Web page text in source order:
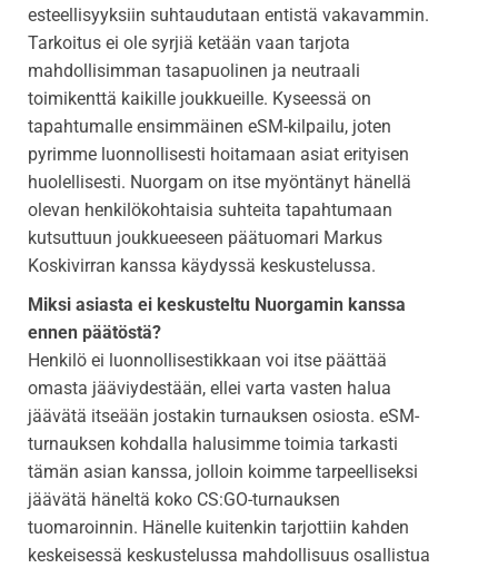
esteellisyyksiin suhtaudutaan entistä vakavammin.
Tarkoitus ei ole syrjiä ketään vaan tarjota
mahdollisimman tasapuolinen ja neutraali
toimikenttä kaikille joukkueille. Kyseessä on
tapahtumalle ensimmäinen eSM-kilpailu, joten
pyrimme luonnollisesti hoitamaan asiat erityisen
huolellisesti. Nuorgam on itse myöntänyt hänellä
olevan henkilökohtaisia suhteita tapahtumaan
kutsuttuun joukkueeseen päätuomari Markus
Koskivirran kanssa käydyssä keskustelussa.
Miksi asiasta ei keskusteltu Nuorgamin kanssa
ennen päätöstä?
Henkilö ei luonnollisestikkaan voi itse päättää
omasta jääviydestään, ellei varta vasten halua
jäävätä itseään jostakin turnauksen osiosta. eSM-
turnauksen kohdalla halusimme toimia tarkasti
tämän asian kanssa, jolloin koimme tarpeelliseksi
jäävätä häneltä koko CS:GO-turnauksen
tuomaroinnin. Hänelle kuitenkin tarjottiin kahden
keskeisessä keskustelussa mahdollisuus osallistua